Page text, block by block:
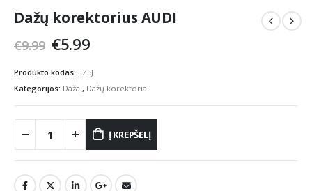
Dažų korektorius AUDI
€9.99 Original
was:
€9.99.
€5.99Current
is:
€5.99.
Produkto kodas: LZ5J
Kategorijos: Dažai, Dažų korektoriai
Į KREPŠELĮ